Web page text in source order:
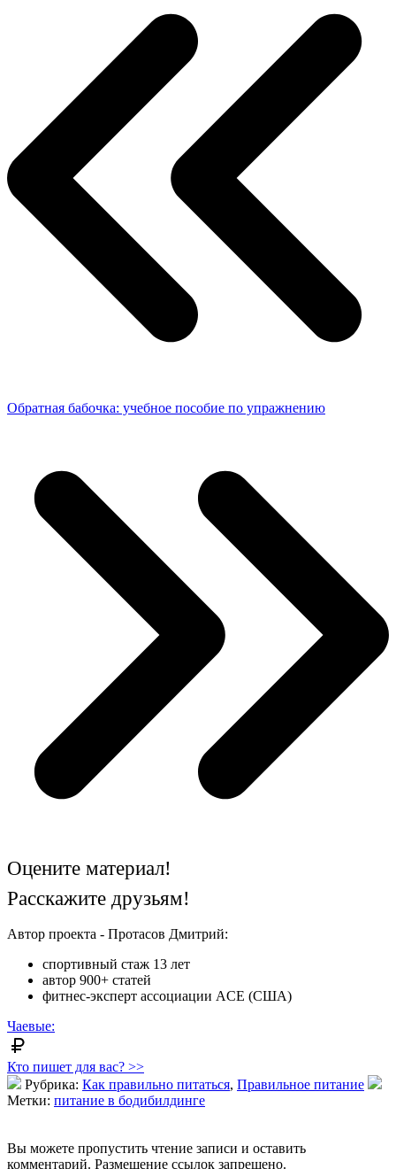
Обратная бабочка: учебное пособие по упражнению
Оцените материал!
Расскажите друзьям!
Автор проекта - Протасов Дмитрий:
спортивный стаж 13 лет
автор 900+ статей
фитнес-эксперт ассоциации ACE (США)
Чаевые:
Кто пишет для вас? >>
Рубрика: Как правильно питаться, Правильное питание
Метки: питание в бодибилдинге
Вы можете пропустить чтение записи и оставить
комментарий. Размещение ссылок запрещено.